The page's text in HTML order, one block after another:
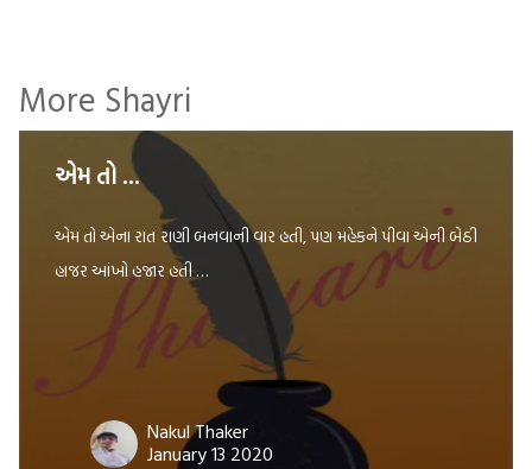
More Shayri
એમ તો …
એમ તો એના રાત રાણી બનવાની વાર હતી, પણ મહેકને પીવા એની બેઠી
હાજર આંખો હજાર હતી …
Nakul Thaker
January 13 2020